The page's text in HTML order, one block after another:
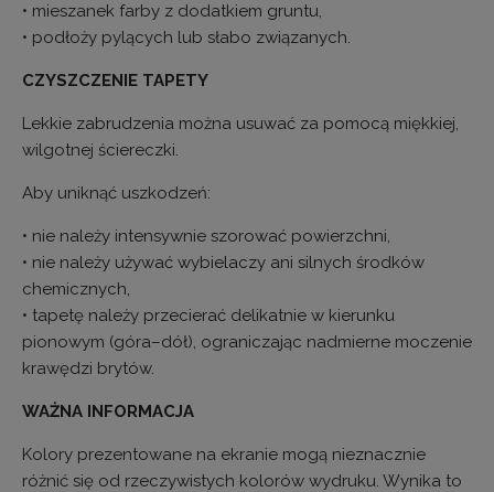
• mieszanek farby z dodatkiem gruntu,
• podłoży pylących lub słabo związanych.
CZYSZCZENIE TAPETY
Lekkie zabrudzenia można usuwać za pomocą miękkiej,
wilgotnej ściereczki.
Aby uniknąć uszkodzeń:
• nie należy intensywnie szorować powierzchni,
• nie należy używać wybielaczy ani silnych środków
chemicznych,
• tapetę należy przecierać delikatnie w kierunku
pionowym (góra–dół), ograniczając nadmierne moczenie
krawędzi brytów.
WAŻNA INFORMACJA
Kolory prezentowane na ekranie mogą nieznacznie
różnić się od rzeczywistych kolorów wydruku. Wynika to